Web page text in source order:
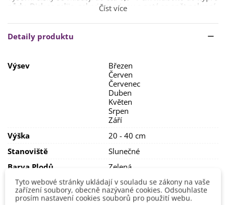
půdy
. Disk se zalije, zakryje zeminou a poté se opět pokropí.
Semena klíčí přibližně7–14 dnů při teplotě 10–20 °C.
Číst více
Detaily produktu
Výsev
Březen
Červen
Červenec
Duben
Květen
Srpen
Září
Výška
20 - 40 cm
Stanoviště
Slunečné
Barva Plodů
Zelená
Možnosti Pěstování
Doma
Venku
Tyto webové stránky ukládají v souladu se zákony na vaše
zařízení soubory, obecně nazývané cookies. Odsouhlaste
prosím nastavení cookies souborů pro použití webu.